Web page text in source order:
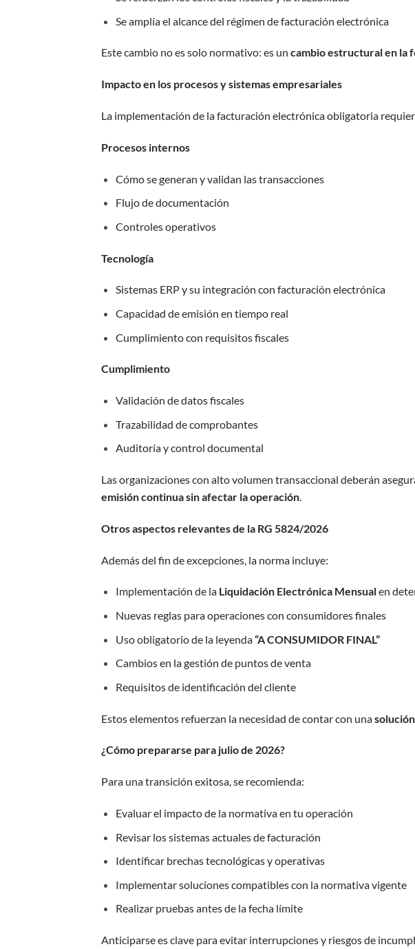
Se amplía el alcance del régimen de facturación electrónica
Este cambio no es solo normativo: es un cambio estructural en la
Impacto en los procesos y sistemas empresariales
La implementación de la facturación electrónica obligatoria
Procesos internos
Cómo se generan y validan las transacciones
Flujo de documentación
Controles operativos
Tecnología
Sistemas ERP y su integración con facturación electrónica
Capacidad de emisión en tiempo real
Cumplimiento con requisitos fiscales
Cumplimiento
Validación de datos fiscales
Trazabilidad de comprobantes
Auditoría y control documental
Las organizaciones con alto volumen transaccional deberán
emisión continua sin afectar la operación.
Otros aspectos relevantes de la RG 5824/2026
Además del fin de excepciones, la norma incluye:
Implementación de la Liquidación Electrónica Mensualen
Nuevas reglas para operaciones con consumidores finales
Uso obligatorio de la leyenda“A CONSUMIDOR FINAL”
Cambios en la gestión de puntos de venta
Requisitos de identificación del cliente
Estos elementos refuerzan la necesidad de contar con una
¿Cómo prepararse para julio de 2026?
Para una transición exitosa, se recomienda:
Evaluar el impacto de la normativa en tu operación
Revisar los sistemas actuales de facturación
Identificar brechas tecnológicas y operativas
Implementar soluciones compatibles con la normativa vigente
Realizar pruebas antes de la fecha límite
Anticiparse es clave para evitar interrupciones y riesgos de